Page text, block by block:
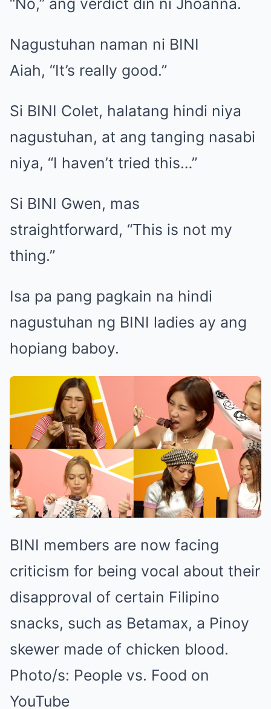
“No,” ang verdict din ni Jhoanna.
Nagustuhan naman ni BINI
Aiah, “It’s really good.”
Si BINI Colet, halatang hindi niya
nagustuhan, at ang tanging nasabi
niya, “I haven’t tried this…”
Si BINI Gwen, mas
straightforward, “This is not my
thing.”
Isa pa pang pagkain na hindi
nagustuhan ng BINI ladies ay ang
hopiang baboy.
BINI members are now facing
criticism for being vocal about their
disapproval of certain Filipino
snacks, such as Betamax, a Pinoy
skewer made of chicken blood.
Photo/s: People vs. Food on
YouTube